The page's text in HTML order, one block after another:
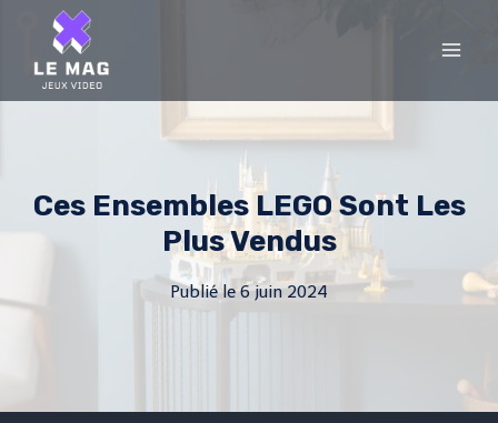
content
Ces Ensembles LEGO Sont Les
Plus Vendus
Publié le6 juin 2024